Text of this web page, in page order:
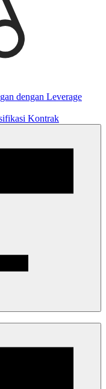
dengan Leverage
Kontrak